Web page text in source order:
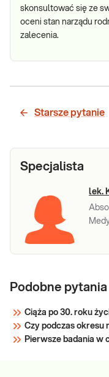
skonsultować się ze
oceni stan narządu
zalecenia.
Starsze pytanie
Specjalista
lek.
Podobne pytania
Ciąża po 30. roku
Czy podczas okresu
Pierwsze badania w